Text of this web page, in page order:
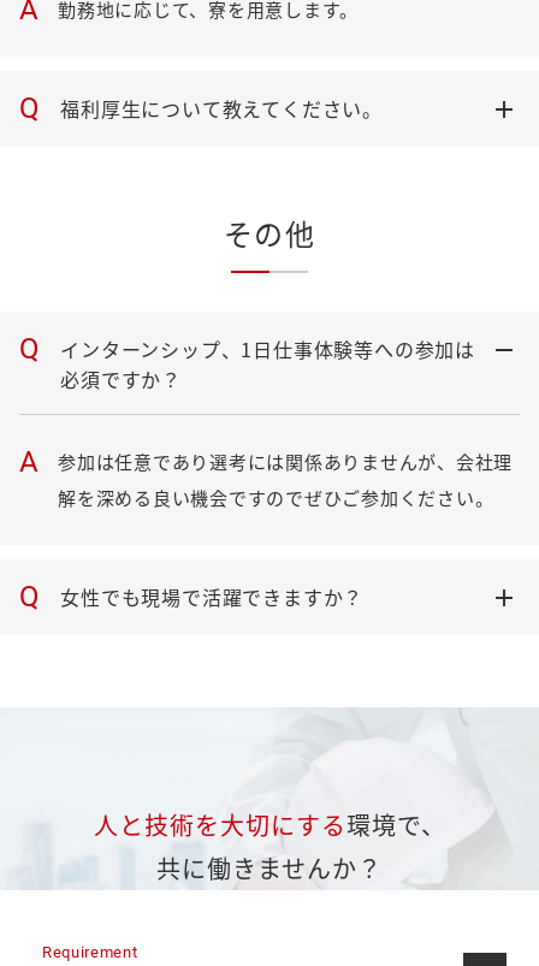
A 勤務地に応じて、寮を用意します。
Q 福利厚生について教えてください。
その他
Q
インターンシップ、1日仕事体験等への参加は
必須ですか？
A
参加は任意であり選考には関係ありませんが、会社理
解を深める良い機会ですのでぜひご参加ください。
Q 女性でも現場で活躍できますか？
人と技術を大切にする環境で、
共に働きませんか？
Requirement